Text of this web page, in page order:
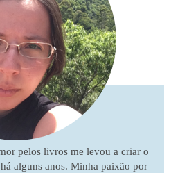
pelos livros me levou a criar o
alguns anos. Minha paixão por